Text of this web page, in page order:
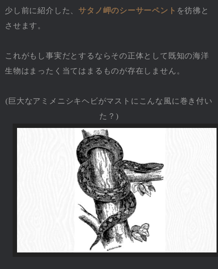
少し前に紹介した、サタノ岬のシーサーペント を彷彿と
させます。
これがもし事実だとするならその正体として既知の海洋
生物はまったく当てはまるものが存在しません。
(巨大なアミメニシキヘビがマストにこんな風に巻き付い
た？)